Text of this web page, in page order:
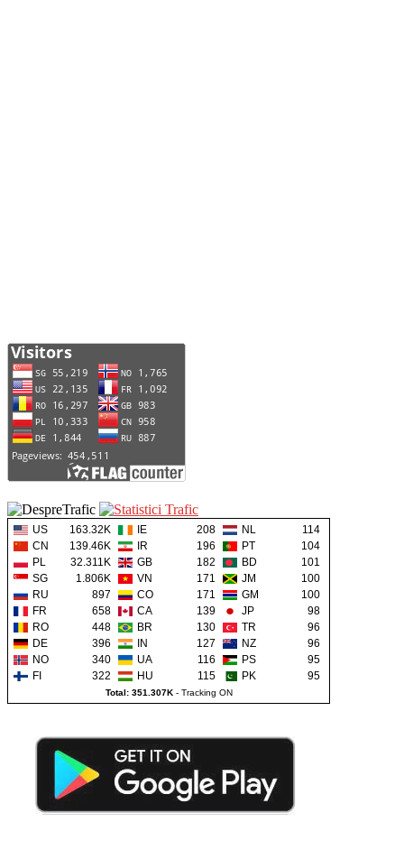
US 163.32K IE 208 NL
114
CN
139.46K IR 196 PT
104
PL
32.311K GB 182 BD
101
SG
1.806K VN 171 JM
100
RU
897 CO 171 GM
100
FR
658 CA 139 JP
98
RO
448 BR 130 TR
96
DE
396 IN 127 NZ
96
NO
340 UA 116 PS
95
FI
322 HU 115 PK 95
Total: 351.307K- Tracking ON